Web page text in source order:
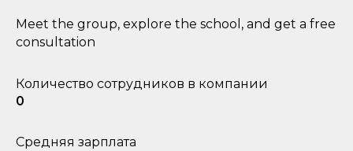
Meet the group, explore the school, and get a free
consultation
Количество сотрудников в компании
0
Средняя зарплата